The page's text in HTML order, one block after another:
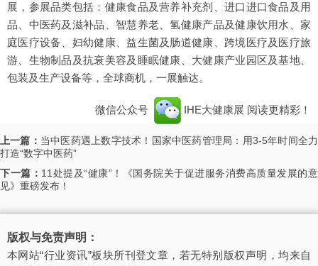
展，参展品类包括：健康食品及营养补充剂、进口进口食品及用
品、中医药及滋补品、智慧养老、氢健康产品及健康饮用水、家
庭医疗设备、妇幼健康、益生菌及肠道健康、跨境医疗及医疗旅
游、生物制品及抗衰美容及睡眠健康、大健康产业园区及基地、
包装及生产设备等，全球商机，一展触达。
微信公众号 IHE大健康展 阅读更精彩！
上一篇： 当中医药遇上数字技术！国家中医药管理局：用3-5年时间全力
打造“数字中医药”
下一篇： 11处提及“健康”！《国务院关于促进服务消费高质量发展的意
见》重磅发布！
版权与免责声明：
本网站“行业资讯”板块所刊登文章，若无特别版权声明，均来自